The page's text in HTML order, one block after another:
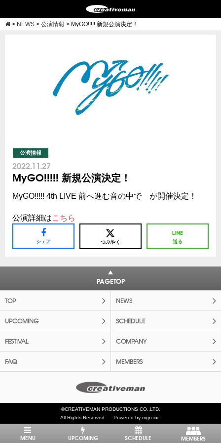
> NEWS > 公演情報 > MyGO!!!!! 新規公演決定！
公演情報
2022.11.27
MyGO!!!!! 新規公演決定！
MyGO!!!!! 4th LIVE 前へ進む音の中で が開催決定！
公演詳細はこちら
シェア つぶやく 送る
PAGETOP
TOP NEWS
UPCOMING SCHEDULE
FESTIVAL COMPANY
FAQ MEMBERS
©CREATIVEMAN PRODUCTIONS CO.,LTD.
All Rights Reserved.
Powered by mgn inc.
MENU UPCOMING SCHEDULE MEMBERS